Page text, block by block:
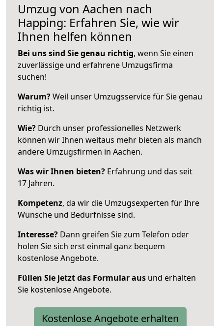
Umzug von Aachen nach
Happing: Erfahren Sie, wie wir
Ihnen helfen können
Bei uns sind Sie genau richtig, wenn Sie einen
zuverlässige und erfahrene Umzugsfirma
suchen!
Warum?Weil unser Umzugsservice für Sie genau
richtig ist.
Wie? Durch unser professionelles Netzwerk
können wir Ihnen weitaus mehr bieten als manch
andere Umzugsfirmen in Aachen.
Was wir Ihnen bieten? Erfahrung und das seit
17 Jahren.
Kompetenz, da wir die Umzugsexperten für Ihre
Wünsche und Bedürfnisse sind.
Interesse? Dann greifen Sie zum Telefon oder
holen Sie sich erst einmal ganz bequem
kostenlose Angebote.
Füllen Sie jetzt das Formular aus und erhalten
Sie kostenlose Angebote.
Kostenlose Angebote erhalten